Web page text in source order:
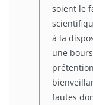
soient le
à la
une
fautes